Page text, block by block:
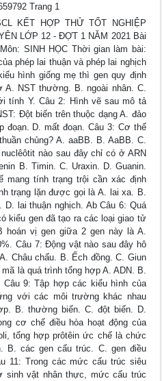
Trang 1
KẾT HỢP THỬ TỐT NGHIỆP
LỚP 12 - ĐỢT 1 NĂM 2021 Bài
SINH HỌC Thời gian làm bài:
phép lai thuận và phép lai nghịch
hình giống mẹ thì gen quy định
A. NST thường. B. ngoài nhân. C.
tính Y. Câu 2: Hình vẽ sau mô tả
Đột biến trên thuộc dạng A. đảo
đoạn. D. mất đoạn. Câu 3: Cơ thể
chủng? A. aaBB. B. AaBB. C.
nào sau đây chỉ có ở ARN
B. Timin. C. Uraxin. D. Guanin.
mang tính trạng trội cần xác định
trạng lặn được gọi là A. lai xa. B.
lai thuận nghịch. Ab Câu 6: Quá
kiểu gen đã tạo ra các loại giao tử
hoán vị gen giữa 2 gen này là A.
Câu 7: Động vật nào sau đây hô
Châu chấu. B. Ếch đồng. C. Giun
là quá trình tổng hợp A. ADN. B.
Câu 9: Tập hợp các kiểu hình của
với các môi trường khác nhau
B. thường biến. C. đột biến. D.
cơ chế điều hòa hoạt động của
tổng hợp prôtêin ức chế là chức
B. các gen cấu trúc. C. gen điều
11: Trong các mức cấu trúc siêu
sinh vật nhân thực, mức cấu trúc